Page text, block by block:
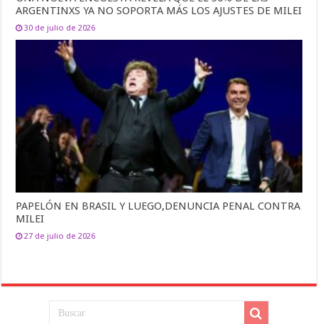
ARGENTINXS YA NO SOPORTA MÁS LOS AJUSTES DE MILEI
30 de julio de 2026
PAPELÓN EN BRASIL Y LUEGO,DENUNCIA PENAL CONTRA
MILEI
27 de julio de 2026